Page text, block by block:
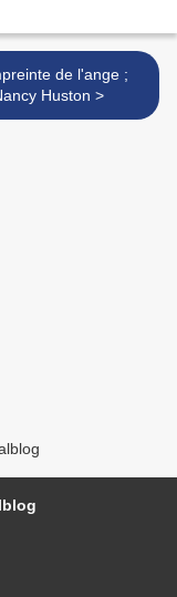
de l'ange ;
Nancy Huston >